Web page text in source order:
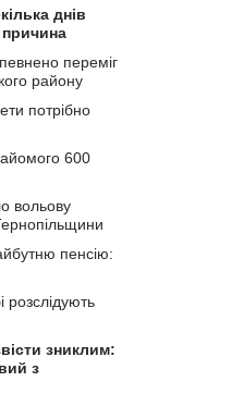
днів
причина
переміг
району
потрібно
600
вольову
пенсію:
розслідують
зниклим:
з